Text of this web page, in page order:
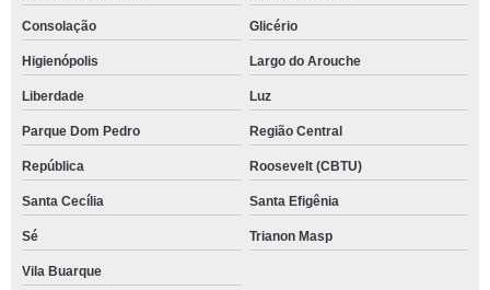
Consolação Glicério
Higienópolis Largo do Arouche
Liberdade Luz
Parque Dom Pedro Região Central
República Roosevelt (CBTU)
Santa Cecília Santa Efigênia
Sé Trianon Masp
Vila Buarque